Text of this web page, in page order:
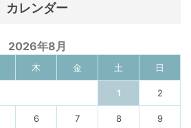
カレンダー
2026年8月
木 金 土 日
1 2
6 7 8 9